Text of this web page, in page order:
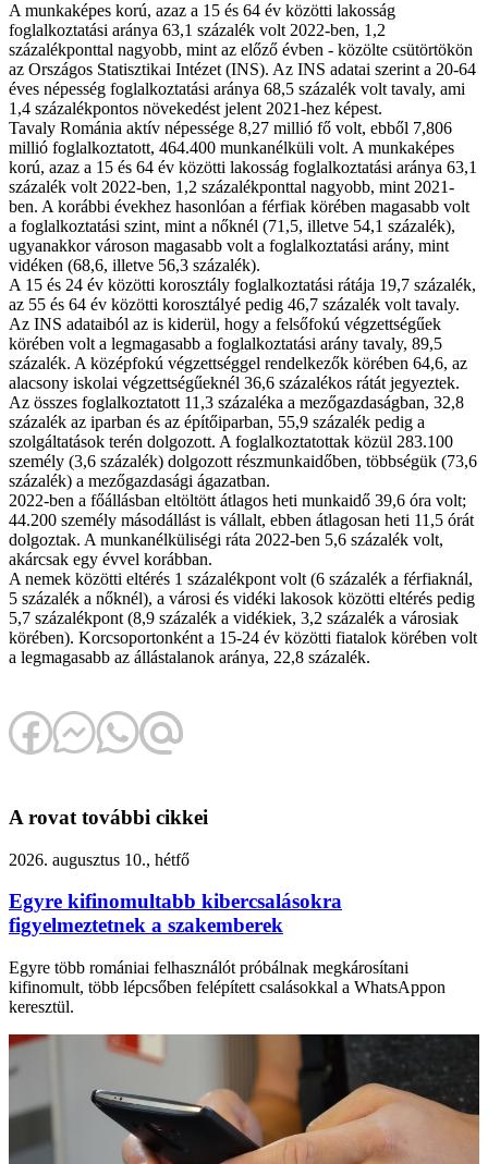
A munkaképes korú, azaz a 15 és 64 év közötti lakosság
foglalkoztatási aránya 63,1 százalék volt 2022-ben, 1,2
százalékponttal nagyobb, mint az előző évben - közölte csütörtökön
az Országos Statisztikai Intézet (INS). Az INS adatai szerint a 20-64
éves népesség foglalkoztatási aránya 68,5 százalék volt tavaly, ami
1,4 százalékpontos növekedést jelent 2021-hez képest.
Tavaly Románia aktív népessége 8,27 millió fő volt, ebből 7,806
millió foglalkoztatott, 464.400 munkanélküli volt. A munkaképes
korú, azaz a 15 és 64 év közötti lakosság foglalkoztatási aránya 63,1
százalék volt 2022-ben, 1,2 százalékponttal nagyobb, mint 2021-
ben. A korábbi évekhez hasonlóan a férfiak körében magasabb volt
a foglalkoztatási szint, mint a nőknél (71,5, illetve 54,1 százalék),
ugyanakkor városon magasabb volt a foglalkoztatási arány, mint
vidéken (68,6, illetve 56,3 százalék).
A 15 és 24 év közötti korosztály foglalkoztatási rátája 19,7 százalék,
az 55 és 64 év közötti korosztályé pedig 46,7 százalék volt tavaly.
Az INS adataiból az is kiderül, hogy a felsőfokú végzettségűek
körében volt a legmagasabb a foglalkoztatási arány tavaly, 89,5
százalék. A középfokú végzettséggel rendelkezők körében 64,6, az
alacsony iskolai végzettségűeknél 36,6 százalékos rátát jegyeztek.
Az összes foglalkoztatott 11,3 százaléka a mezőgazdaságban, 32,8
százalék az iparban és az építőiparban, 55,9 százalék pedig a
szolgáltatások terén dolgozott. A foglalkoztatottak közül 283.100
személy (3,6 százalék) dolgozott részmunkaidőben, többségük (73,6
százalék) a mezőgazdasági ágazatban.
2022-ben a főállásban eltöltött átlagos heti munkaidő 39,6 óra volt;
44.200 személy másodállást is vállalt, ebben átlagosan heti 11,5 órát
dolgoztak. A munkanélküliségi ráta 2022-ben 5,6 százalék volt,
akárcsak egy évvel korábban.
A nemek közötti eltérés 1 százalékpont volt (6 százalék a férfiaknál,
5 százalék a nőknél), a városi és vidéki lakosok közötti eltérés pedig
5,7 százalékpont (8,9 százalék a vidékiek, 3,2 százalék a városiak
körében). Korcsoportonként a 15-24 év közötti fiatalok körében volt
a legmagasabb az állástalanok aránya, 22,8 százalék.
A rovat további cikkei
2026. augusztus 10., hétfő
Egyre kifinomultabb kibercsalásokra
figyelmeztetnek a szakemberek
Egyre több romániai felhasználót próbálnak megkárosítani
kifinomult, több lépcsőben felépített csalásokkal a WhatsAppon
keresztül.